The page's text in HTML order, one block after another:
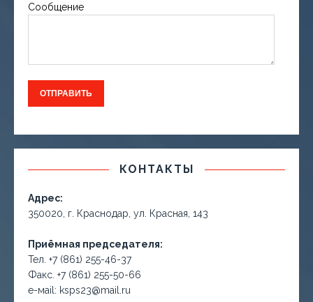
Сообщение
КОНТАКТЫ
Адрес:
350020, г. Краснодар, ул. Красная, 143
Приёмная председателя:
Тел. +7 (861) 255-46-37
Факс. +7 (861) 255-50-66
е-маil: ksps23@mail.ru